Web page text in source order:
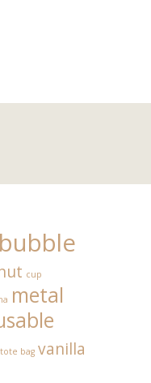
bubble
cup
metal
tote bag vanilla